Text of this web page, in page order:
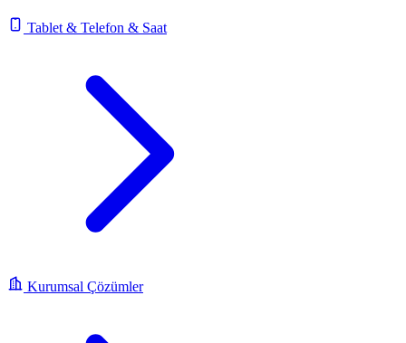
Tablet & Telefon & Saat
Kurumsal Çözümler